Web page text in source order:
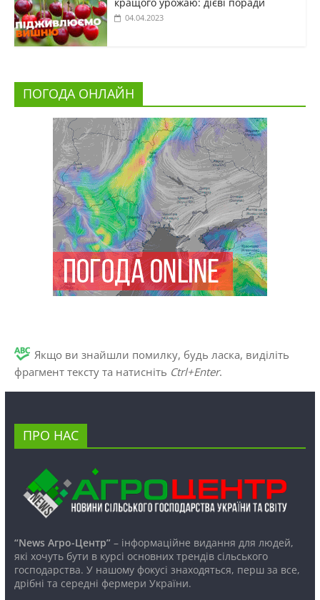
04.04.2023
ПОГОДА ОНЛАЙН
Якщо ви знайшли помилку, будь ласка, виділіть
фрагмент тексту та натисніть Ctrl+Enter.
ПРО НАС
“News Агро-Центр”– інформаційне видання для людей,
які хочуть бути в курсі основних трендів сільського
господарства. У нашому фокусі знаходяться, перш за все,
дрібні та середні фермери України.